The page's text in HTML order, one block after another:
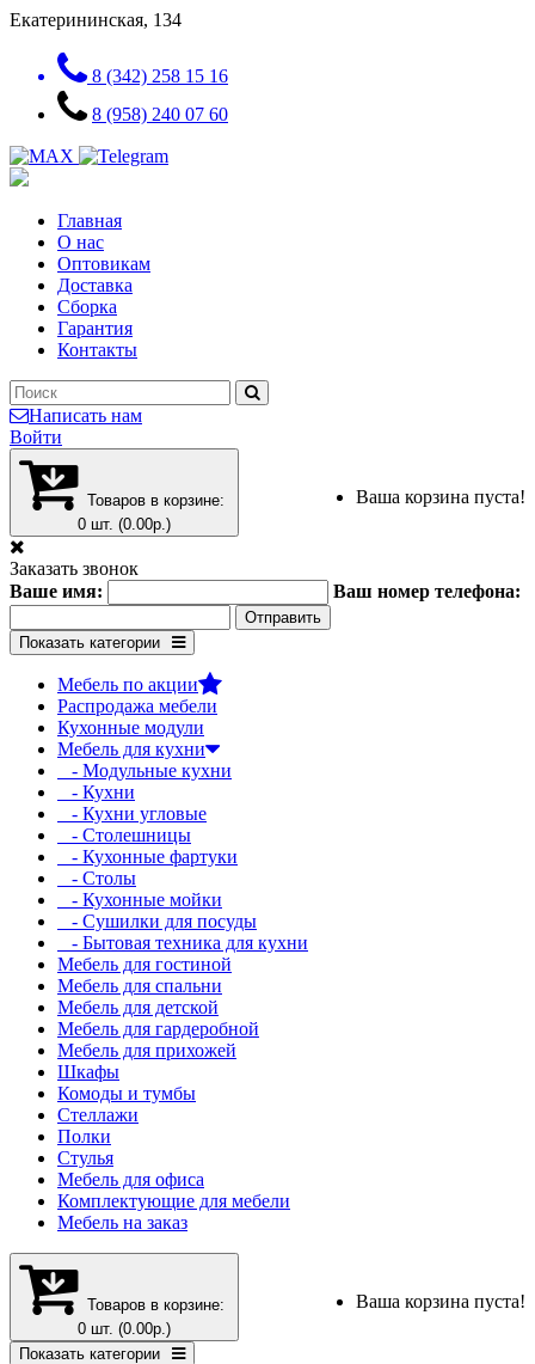
Екатерининская, 134
8 (342) 258 15 16
8 (958) 240 07 60
Главная
О нас
Оптовикам
Доставка
Сборка
Гарантия
Контакты
Написать нам
Войти
Товаров в корзине:
0 шт. (0.00р.)
Ваша корзина пуста!
Заказать звонок
Ваше имя:
Ваш номер телефона:
Показать категории
Мебель по акции
Распродажа мебели
Кухонные модули
Мебель для кухни
- Модульные кухни
- Кухни
- Кухни угловые
- Столешницы
- Кухонные фартуки
- Столы
- Кухонные мойки
- Сушилки для посуды
- Бытовая техника для кухни
Мебель для гостиной
Мебель для спальни
Мебель для детской
Мебель для гардеробной
Мебель для прихожей
Шкафы
Комоды и тумбы
Стеллажи
Полки
Стулья
Мебель для офиса
Комплектующие для мебели
Мебель на заказ
Товаров в корзине:
0 шт. (0.00р.)
Ваша корзина пуста!
Показать категории